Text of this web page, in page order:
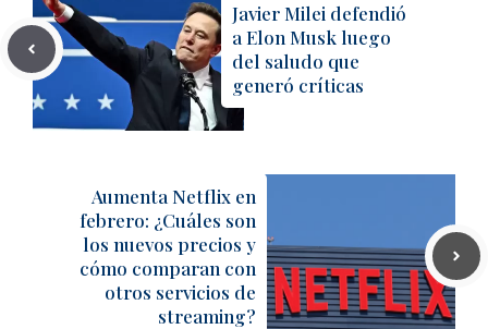
Javier Milei defendió
a Elon Musk luego
del saludo que
generó críticas
Aumenta Netflix en
febrero: ¿Cuáles son
los nuevos precios y
cómo comparan con
otros servicios de
streaming?